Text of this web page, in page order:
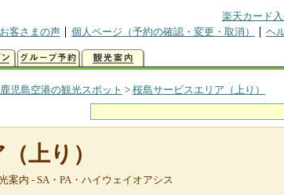
楽天カード
お客さまの声
個人ページ（予約の確認・変更・取消） ヘ
児島空港の観光スポット > 桜島サービスエリア（上り）
上り）
案内 - SA・PA・ハイウェイオアシス